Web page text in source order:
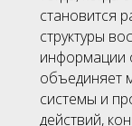
становится
структуры
информации
объединяет
системы и
действий,